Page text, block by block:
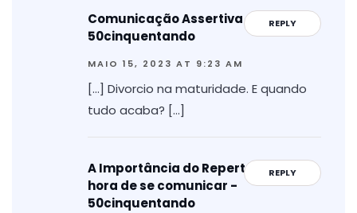
REPLY
Comunicação Assertiva -
50cinquentando
MAIO 15, 2023 AT 9:23 AM
[…] Divorcio na maturidade. E quando
tudo acaba? […]
REPLY
A Importância do Repertório na
hora de se comunicar -
50cinquentando